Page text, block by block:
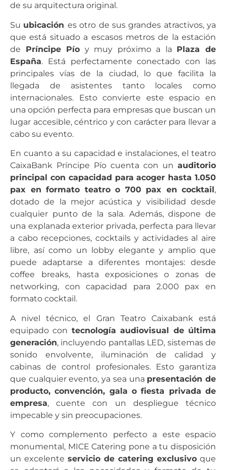
de su arquitectura original.
Su ubicación es otro de sus grandes atractivos, ya
que está situado a escasos metros de la estación
de Príncipe Pío y muy próximo a la Plaza de
España. Está perfectamente conectado con las
principales vías de la ciudad, lo que facilita la
llegada de asistentes tanto locales como
internacionales. Esto convierte este espacio en
una opción perfecta para empresas que buscan un
lugar accesible, céntrico y con carácter para llevar a
cabo su evento.
En cuanto a su capacidad e instalaciones, el teatro
CaixaBank Príncipe Pío cuenta con un auditorio
principal con capacidad para acoger hasta 1.050
pax en formato teatro o 700 pax en cocktail ,
dotado de la mejor acústica y visibilidad desde
cualquier punto de la sala. Además, dispone de
una explanada exterior privada, perfecta para llevar
a cabo recepciones, cocktails y actividades al aire
libre, así como un lobby elegante y amplio que
puede adaptarse a diferentes montajes: desde
coffee breaks, hasta exposiciones o zonas de
networking, con capacidad para 2.000 pax en
formato cocktail.
A nivel técnico, el Gran Teatro Caixabank está
equipado con tecnología audiovisual de última
generación, incluyendo pantallas LED, sistemas de
sonido envolvente, iluminación de calidad y
cabinas de control profesionales. Esto garantiza
que cualquier evento, ya sea una presentación de
producto, convención, gala o fiesta privada de
empresa, cuente con un despliegue técnico
impecable y sin preocupaciones.
Y como complemento perfecto a este espacio
monumental, MICE Catering pone a tu disposición
un excelente servicio de catering exclusivo que